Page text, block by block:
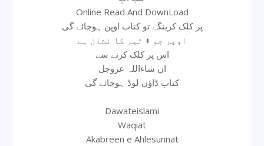
Online Read And DownLoad
پر کلک کرینگے تو کتاب اوپن ہوجائے گی
اوپر جو ⬇ تیر کا نشان ہے
اس پر کلک کرنے سے
ان شاءاللہ عزوجل
کتاب ڈاؤن لوڈ ہوجائے گی
Dawateislami
Waqiat
Akabreen e Ahlesunnat